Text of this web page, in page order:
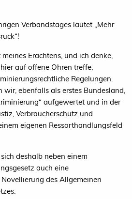
Verbandstages lautet „Mehr
Erachtens, und ich denke,
auf offene Ohren treffe,
Regelungen.
wir, ebenfalls als erstes Bundesland,
aufgewertet und in der
Verbraucherschutz und
eigenen Ressorthandlungsfeld
deshalb neben einem
auch eine
des Allgemeinen